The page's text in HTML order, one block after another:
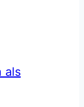
als